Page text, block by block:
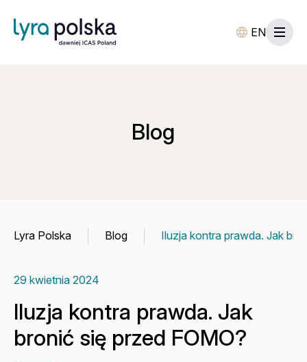
EN
Blog
Lyra Polska Blog Iluzja kontra prawda. Jak
29 kwietnia 2024
Iluzja kontra prawda. Jak
bronić się przed FOMO?